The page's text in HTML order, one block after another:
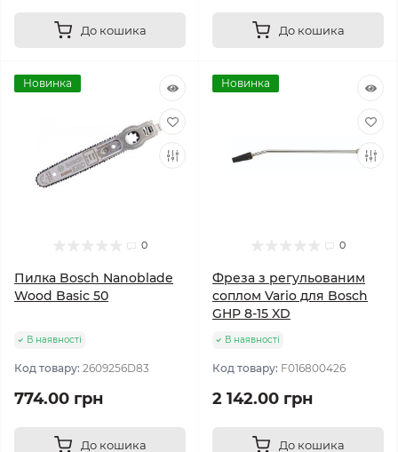
До кошика До кошика
Новинка
0
Пилка Bosch Nanoblade
Wood Basic 50
В наявності
Код товару: 2609256D83
774.00 грн
До кошика
Новинка
0
Фреза з регульованим
соплом Vario для Bosch
GHP 8-15 XD
В наявності
Код товару: F016800426
2 142.00 грн
До кошика